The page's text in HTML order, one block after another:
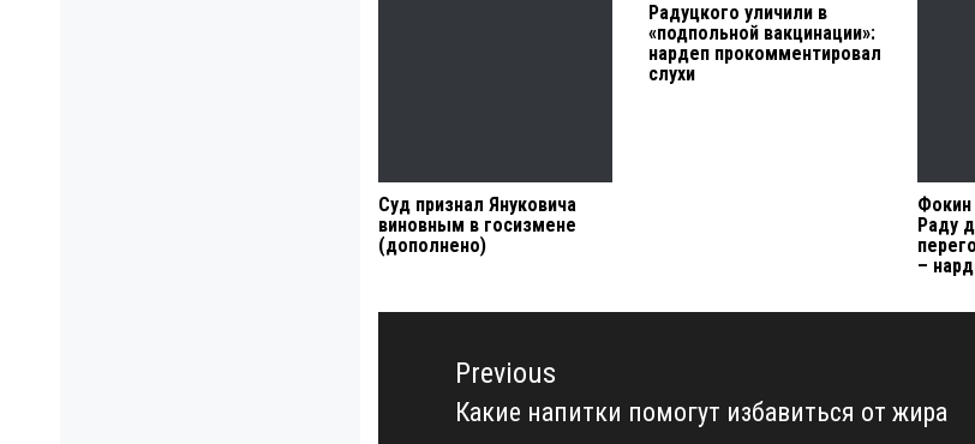
Суд признал Януковича
виновным в госизмене
(дополнено)
Радуцкого уличили в
«подпольной вакцинации»:
нардеп прокомментировал
слухи
Фокин
Раду
–
Навигация
записямPrevious
Previous
Какие напитки помогут избавиться от жира